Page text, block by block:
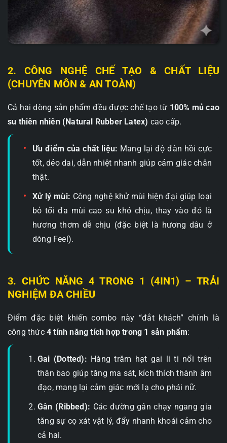
2. CÔNG NGHỆ CHẾ TẠO & CHẤT LIỆU
(CHUYÊN MÔN & AN TOÀN)
Cả hai dòng sản phẩm đều được chế tạo từ 100% mủ cao
su thiên nhiên (Natural Rubber Latex) cao cấp.
Ưu điểm của chất liệu: Mang lại độ đàn hồi cực
tốt, dẻo dai, dẫn nhiệt nhanh giúp cảm giác chân
thật.
Xử lý mùi: Công nghệ khử mùi hiện đại giúp loại
bỏ tối đa mùi cao su khó chịu, thay vào đó là
hương thơm dễ chịu (đặc biệt là hương dâu ở
dòng Feel).
3. CHỨC NĂNG 4 TRONG 1 (4IN1) – TRẢI
NGHIỆM ĐA CHIỀU
Điểm đặc biệt khiến combo này “đắt khách” chính là
công thức 4 tính năng tích hợp trong 1 sản phẩm:
Gai (Dotted): Hàng trăm hạt gai li ti nổi trên
thân bao giúp tăng ma sát, kích thích thành âm
đạo, mang lại cảm giác mới lạ cho phái nữ.
Gân (Ribbed): Các đường gân chạy ngang gia
tăng sự cọ xát vật lý, đẩy nhanh khoái cảm cho
cả hai.